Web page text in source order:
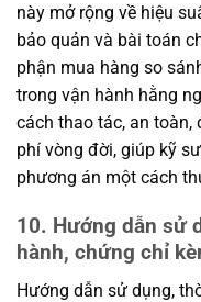
này mở rộng về hiệu
bảo quản và bài toán
phận mua hàng so
trong vận hành hằng
cách thao tác, an toàn,
phí vòng đời, giúp kỹ
phương án một cách
10. Hướng dẫn sử
hành, chứng chỉ
Hướng dẫn sử dụng,